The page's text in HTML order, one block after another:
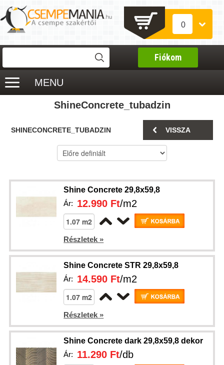
0
Fiókom
MENU
ShineConcrete_tubadzin
SHINECONCRETE_TUBADZIN VISSZA
Shine Concrete 29,8x59,8
Ár: 12.990 Ft/m2
Részletek »
Shine Concrete STR 29,8x59,8
Ár: 14.590 Ft/m2
Részletek »
Shine Concrete dark 29,8x59,8 dekor
Ár: 11.290 Ft/db